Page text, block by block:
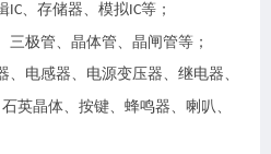
IC、存储器、模拟IC等；
极管、晶体管、晶闸管等；
电感器、电源变压器、继电器、
英晶体、按键、蜂鸣器、喇叭、